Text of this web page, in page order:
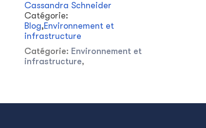
Cassandra Schneider
Catégorie:
Blog,Environnement et
infrastructure
Catégorie: Environnement et
infrastructure,